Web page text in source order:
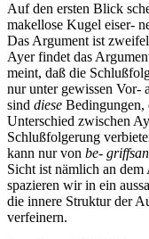
Auf den ersten Blick
makellose Kugel eiser-
Das Argument ist
Ayer findet das
meint, daß die
nur unter gewissen Vor-
sind diese Bedingungen,
Unterschied zwischen
Schlußfolgerung
kann nur von be-
Sicht ist nämlich an
spazieren wir in ein
die innere Struktur der
verfeinern.